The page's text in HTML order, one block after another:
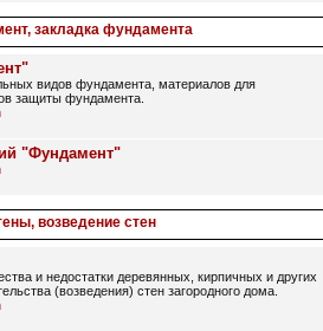
закладка фундамента
видов фундамента, материалов для
защиты фундамента.
"Фундамент"
возведение стен
и недостатки деревянных, кирпичных и других
(возведения) стен загородного дома.